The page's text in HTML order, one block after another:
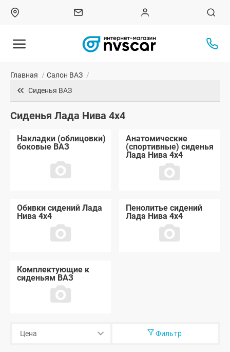
Главная / Салон ВАЗ /
Сиденья ВАЗ
Сиденья Лада Нива 4x4
Накладки (облицовки)
боковые ВАЗ
Анатомические
(спортивные) сиденья
Лада Нива 4x4
Обивки сидений Лада
Нива 4x4
Пенолитье сидений
Лада Нива 4x4
Комплектующие к
сиденьям ВАЗ
Фильтр